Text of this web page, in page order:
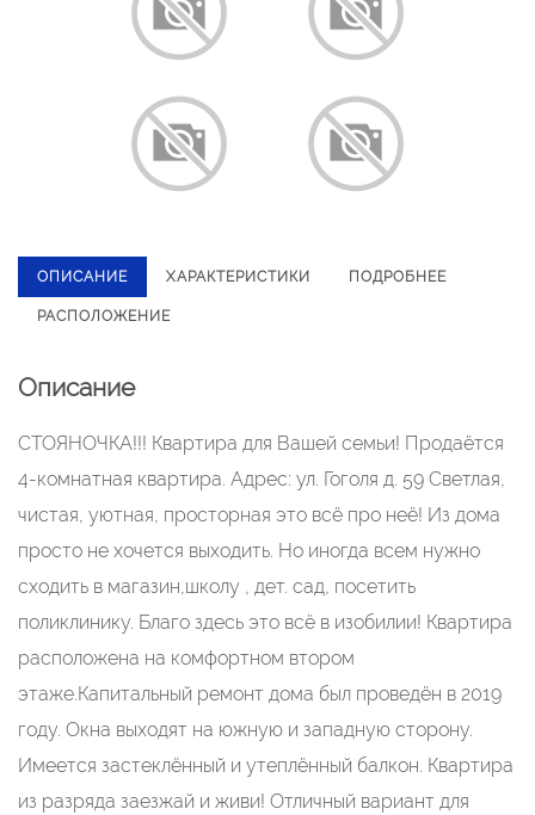
ОПИСАНИЕ ХАРАКТЕРИСТИКИ ПОДРОБНЕЕ
РАСПОЛОЖЕНИЕ
Описание
СТОЯНОЧКА!!! Квартира для Вашей семьи! Продаётся
4-комнатная квартира. Адрес: ул. Гоголя д. 59 Светлая,
чистая, уютная, просторная это всё про неё! Из дома
просто не хочется выходить. Но иногда всем нужно
сходить в магазин,школу , дет. сад, посетить
поликлинику. Благо здесь это всё в изобилии! Квартира
расположена на комфортном втором
этаже.Капитальный ремонт дома был проведён в 2019
году. Окна выходят на южную и западную сторону.
Имеется застеклённый и утеплённый балкон. Квартира
из разряда заезжай и живи! Отличный вариант для